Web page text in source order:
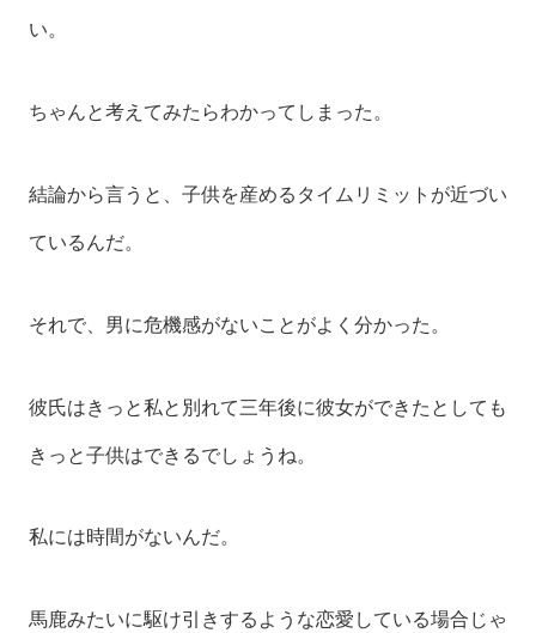
い。
ちゃんと考えてみたらわかってしまった。
結論から言うと、子供を産めるタイムリミットが近づい
ているんだ。
それで、男に危機感がないことがよく分かった。
彼氏はきっと私と別れて三年後に彼女ができたとしても
きっと子供はできるでしょうね。
私には時間がないんだ。
馬鹿みたいに駆け引きするような恋愛している場合じゃ